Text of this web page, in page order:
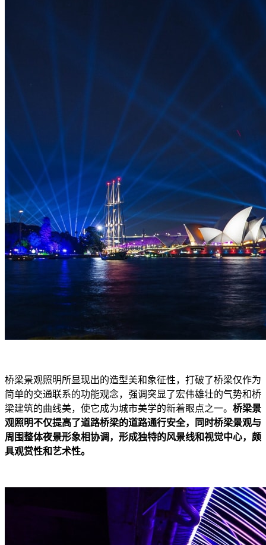
桥梁景观照明所显现出的造型美和象征性，打破了桥梁仅作为
简单的交通联系的功能观念，强调突显了宏伟雄壮的气势和桥
梁建筑的曲线美，使它成为城市美学的新着眼点之一。 桥梁景
观照明不仅提高了道路桥梁的道路通行安全，同时桥梁景观与
周围整体夜景形象相协调，形成独特的风景线和视觉中心，颇
具观赏性和艺术性。